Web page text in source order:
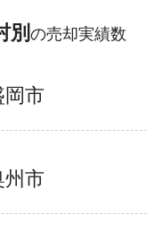
別 の売却実績数
岡市
州市